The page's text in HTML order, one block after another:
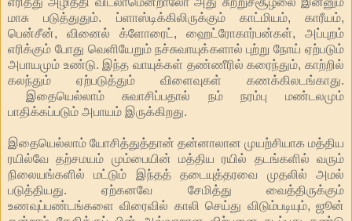
மாசு படுத்துதும். ப்ளாஸ்டிக்கிலிருக்கும் காட்மியம், காரீயம்,
பென்சீன், வினைல் க்ளோரைட், ஹைட்ரோகார்பன்கள், அப்புறம்
எரிக்கும் போது வெளியேறும் நச்சுவாயுக்களால் புற்று நோய் ஏற்படும்
அபாயமும் உண்டு. இந்த வாயுக்கள் தண்ணீரில் கரைந்தும், காற்றில்
கலந்தும் ஏற்படுத்தும் விளைவுகள் கணக்கிலடங்காது.
இதையெல்லாம் சுவாசிப்பதால் நம் நரம்பு மண்டலமும்
பாதிக்கப்படும் அபாயம் இருக்கிறது.
இதையெல்லாம் யோசித்துத்தான் தன்னாலான முயற்சியாக மத்திய
ரயில்வே தற்சமயம் மும்பையின் மத்திய ரயில் தடங்களில் வரும்
நிலையங்களில் மட்டும் இந்தத் தடையுத்தரவை முதலில் அமல்
படுத்தியது. ஏற்கனவே சேமித்து வைத்திருக்கும்
உணவுப்பண்டங்களை விரைவில் காலி செய்து விடும்படியும், ஜூன்